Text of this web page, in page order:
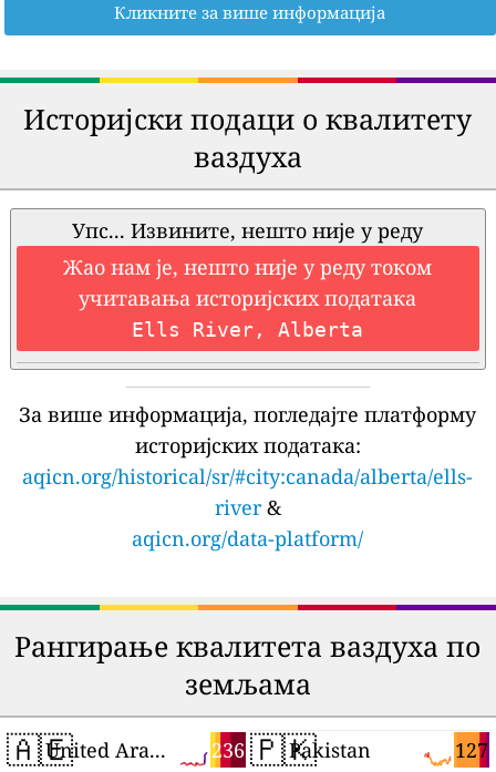
Кликните за више информација
Историјски подаци о квалитету
ваздуха
Упс... Извините, нешто није у реду
Жао нам је, нешто није у реду током
учитавања историјских података
Ells River, Alberta
За више информација, погледајте платформу
историјских података:
aqicn.org/historical/sr/#city:canada/alberta/ells-
river&
aqicn.org/data-platform/
Рангирање квалитета ваздуха по
земљама
🇦🇪 236
United Arab Emirates 🇵🇰 127
Pakistan